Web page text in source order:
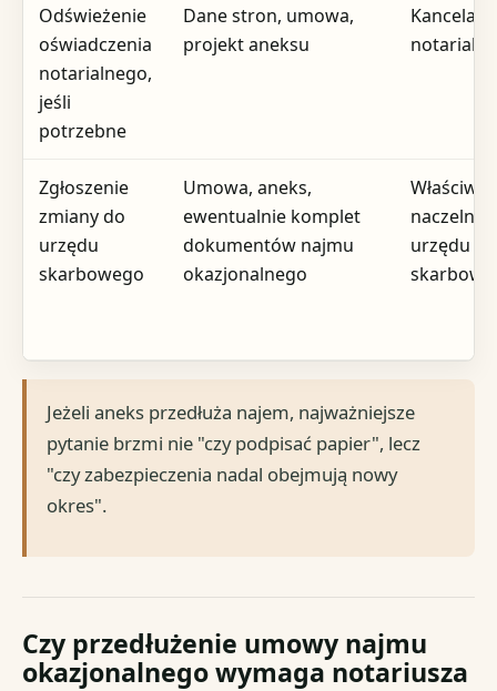
Odświeżenie
oświadczenia
notarialnego,
jeśli
potrzebne
Dane stron, umowa,
projekt aneksu
notarialna
Zgłoszenie
zmiany do
urzędu
skarbowego
Umowa, aneks,
ewentualnie komplet
dokumentów najmu
okazjonalnego
Właściwy
naczelnik
urzędu
Jeżeli aneks przedłuża najem, najważniejsze
pytanie brzmi nie "czy podpisać papier", lecz
"czy zabezpieczenia nadal obejmują nowy
okres".
Czy przedłużenie umowy najmu
okazjonalnego wymaga notariusza